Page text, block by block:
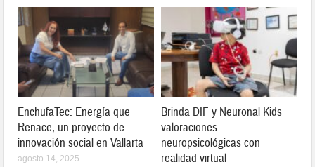
EnchufaTec: Energía que
Renace, un proyecto de
innovación social en Vallarta
agosto 14, 2025
Brinda DIF y Neuronal Kids
valoraciones
neuropsicológicas con
realidad virtual